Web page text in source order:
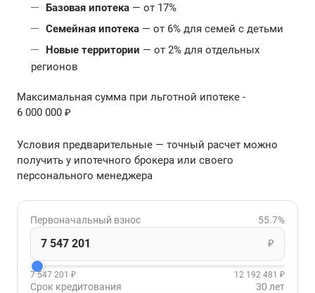
Базовая ипотека — от 17%
Семейная ипотека — от 6% для семей с детьми
Новые территории — от 2% для отдельных
регионов
Максимальная сумма при льготной ипотеке -
6 000 000 ₽
Условия предварительные — точный расчет можно
получить у ипотечного брокера или своего
персонального менеджера
Первоначальный взнос 55.7%
₽
7 547 201 ₽ 12 192 481 ₽
Срок кредитования 30 лет